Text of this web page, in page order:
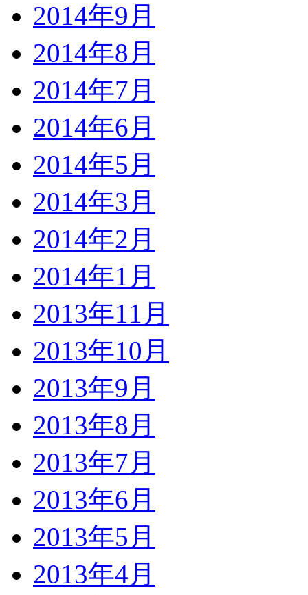
2014年9月
2014年8月
2014年7月
2014年6月
2014年5月
2014年3月
2014年2月
2014年1月
2013年11月
2013年10月
2013年9月
2013年8月
2013年7月
2013年6月
2013年5月
2013年4月